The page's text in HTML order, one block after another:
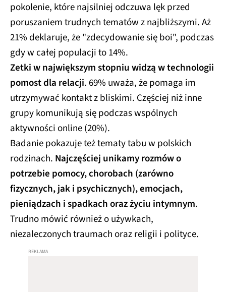
pokolenie, które najsilniej odczuwa lęk przed
poruszaniem trudnych tematów z najbliższymi. Aż
21% deklaruje, że "zdecydowanie się boi", podczas
gdy w całej populacji to 14%.​
Zetki w największym stopniu widzą w technologii
pomost dla relacji. 69% uważa, że pomaga im
utrzymywać kontakt z bliskimi. Częściej niż inne
grupy komunikują się podczas wspólnych
aktywności online (20%).​
Badanie pokazuje też tematy tabu w polskich
rodzinach. Najczęściej unikamy rozmów o
potrzebie pomocy, chorobach (zarówno
fizycznych, jak i psychicznych), emocjach,
pieniądzach i spadkach oraz życiu intymnym.
Trudno mówić również o używkach,
niezaleczonych traumach oraz religii i polityce.​